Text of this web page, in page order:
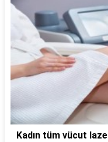
Kadın tüm vücut